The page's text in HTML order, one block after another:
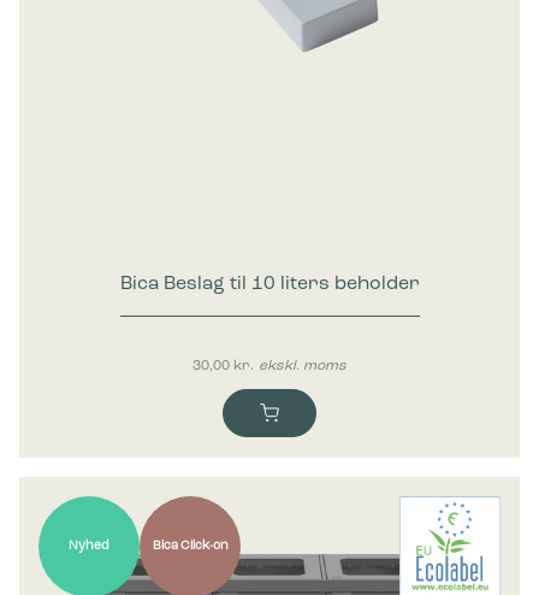
Bica Beslag til 10 liters beholder
30,00 kr. ekskl. moms
Nyhed Bica Click-on